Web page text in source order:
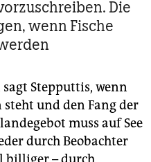
Die
wenn Fische
Stepputtis, wenn
und den Fang der
muss auf See
durch Beobachter